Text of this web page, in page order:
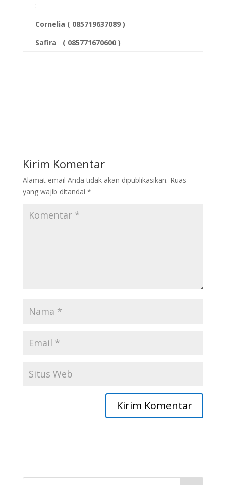
:
Cornelia ( 085719637089 )
Safira
( 085771670600 )
Kirim Komentar
Alamat email Anda tidak akan dipublikasikan. Ruas
yang wajib ditandai *